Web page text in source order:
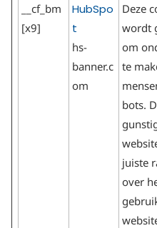
__cf_bm
[x9]
HubSpo
t
hs-
banner.c
om
Deze
wordt
om
te
bots.
juiste
over